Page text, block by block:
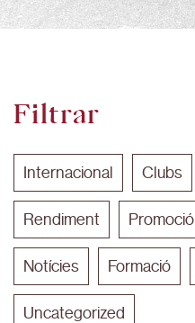
Filtrar
Internacional Clubs
Rendiment Promoció
Notícies Formació
Uncategorized